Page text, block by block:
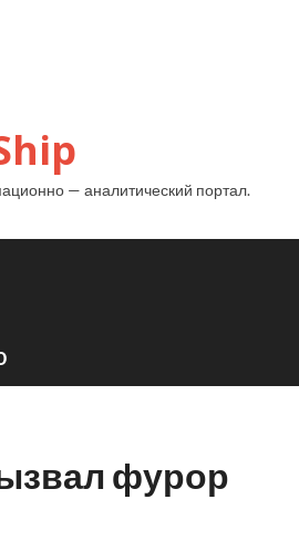
— аналитический портал.
фурор